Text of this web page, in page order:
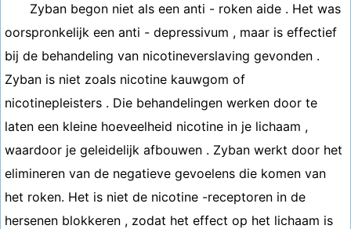
Zyban begon niet als een anti - roken aide . Het was
oorspronkelijk een anti - depressivum , maar is effectief
bij de behandeling van nicotineverslaving gevonden .
Zyban is niet zoals nicotine kauwgom of
nicotinepleisters . Die behandelingen werken door te
laten een kleine hoeveelheid nicotine in je lichaam ,
waardoor je geleidelijk afbouwen . Zyban werkt door het
elimineren van de negatieve gevoelens die komen van
het roken. Het is niet de nicotine -receptoren in de
hersenen blokkeren , zodat het effect op het lichaam is